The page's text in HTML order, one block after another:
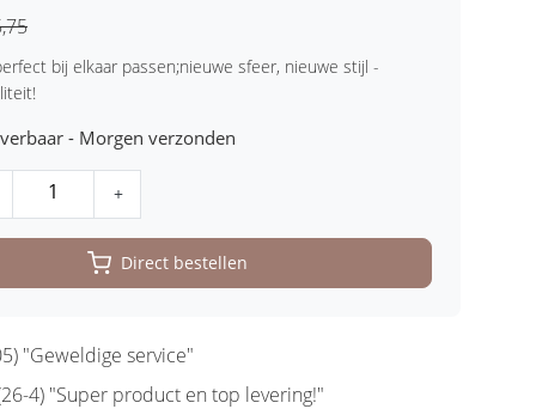
bij elkaar passen;nieuwe sfeer, nieuwe stijl -
- Morgen verzonden
+
Direct bestellen
"Geweldige service"
4) "Super product en top levering!"